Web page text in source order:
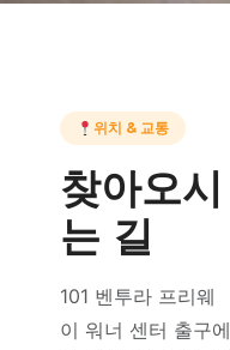
위치 & 교통
찾아오시
는 길
101 벤투라 프리웨
이 워너 센터 출구에